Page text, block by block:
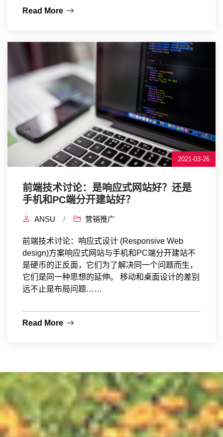
Read More
2021-03-26
前端技术讨论：是响应式网站好？还是
手机和PC端分开建站好？
ANSU / 营销推广
前端技术讨论：响应式设计 (Responsive Web
design)方案响应式网站与手机和PC端分开建站不
是硬币的正反面，它们为了解决同一个问题而生，
它们是同一种思想的延伸。 移动和桌面设计的差别
远不止是布局问题……
Read More